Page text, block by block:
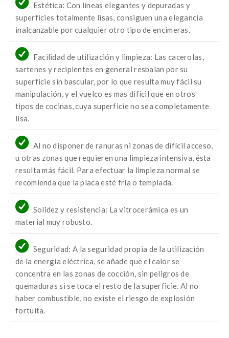
Estética: Con líneas elegantes y depuradas y
superficies totalmente lisas, consiguen una elegancia
inalcanzable por cualquier otro tipo de encimeras.
Facilidad de utilización y limpieza: Las cacerolas,
sartenes y recipientes en general resbalan por su
superficie sin bascular, por lo que resulta muy fácil su
manipulación, y el vuelco es mas difícil que en otros
tipos de cocinas, cuya superficie no sea completamente
lisa.
Al no disponer de ranuras ni zonas de difícil acceso,
u otras zonas que requieren una limpieza intensiva, ésta
resulta más fácil. Para efectuar la limpieza normal se
recomienda que la placa esté fría o templada.
Solidez y resistencia: La vitrocerámica es un
material muy robusto.
Seguridad: A la seguridad propia de la utilización
de la energía eléctrica, se añade que el calor se
concentra en las zonas de cocción, sin peligros de
quemaduras si se toca el resto de la superficie. Al no
haber combustible, no existe el riesgo de explosión
fortuita.